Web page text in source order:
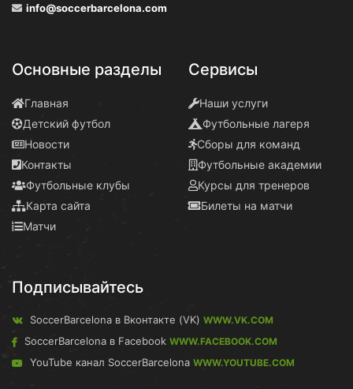
info@soccerbarcelona.com
Основные разделы
Главная
Детский футбол
Новости
Контакты
Футбольные клубы
Карта сайта
Матчи
Сервисы
Наши услуги
Футбольные лагеря
Сборы для команд
Футбольные академии
Курсы для тренеров
Билеты на матчи
Подписывайтесь
SoccerBarcelona в Вконтакте (VK) WWW.VK.COM
SoccerBarcelona в Facebook WWW.FACEBOOK.COM
YouTube канал SoccerBarcelona WWW.YOUTUBE.COM